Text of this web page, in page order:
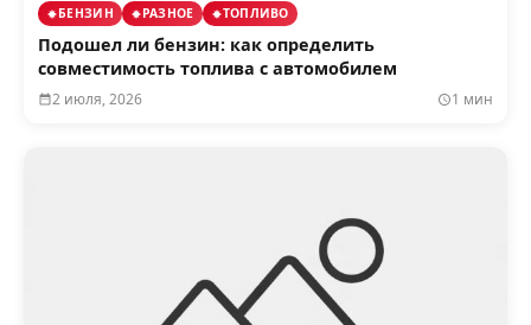
БЕНЗИН РАЗНОЕ ТОПЛИВО
Подошел ли бензин: как определить
совместимость топлива с автомобилем
2 июля, 2026 1 мин